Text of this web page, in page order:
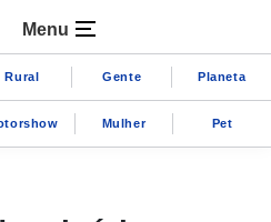
Menu
Rural Gente Planeta
Mulher Pet